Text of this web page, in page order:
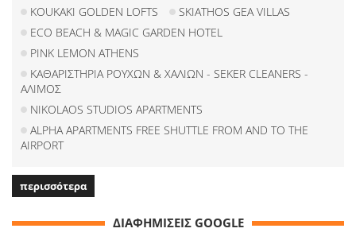
KOUKAKI GOLDEN LOFTS
SKIATHOS GEA VILLAS
ECO BEACH & MAGIC GARDEN HOTEL
PINK LEMON ATHENS
ΚΑΘΑΡΙΣΤΗΡΙΑ ΡΟΥΧΩΝ & ΧΑΛΙΩΝ - SEKER CLEANERS -
ΑΛΙΜΟΣ
NIKOLAOS STUDIOS APARTMENTS
ALPHA APARTMENTS FREE SHUTTLE FROM AND TO THE
AIRPORT
περισσότερα
ΔΙΑΦΗΜΙΣΕΙΣ GOOGLE